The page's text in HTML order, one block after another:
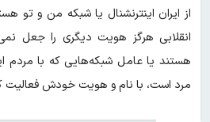
از ایران اینترنشنال یا شبکه من و تو
انقلابی هرگز هویت دیگری را جعل
هستند یا عامل شبکه‌هایی که با مردم
مرد است، با نام و هویت خودش فعالیت